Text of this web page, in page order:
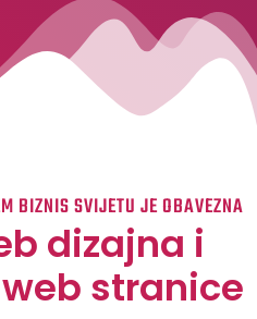
BIZNIS SVIJETU JE OBAVEZNA
dizajna i
stranice